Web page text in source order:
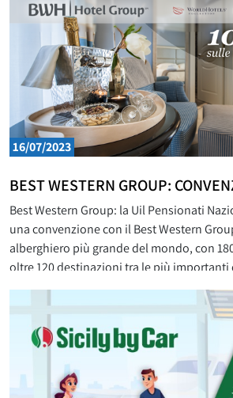
16/07/2023
BEST WESTERN GROUP:
Best Western Group: la Uil Pensionati
una convenzione con il Best Western
alberghiero più grande del mondo, con
oltre 120 destinazioni tra le più importanti
e in selezionate località turistiche al mare,
in montagna.